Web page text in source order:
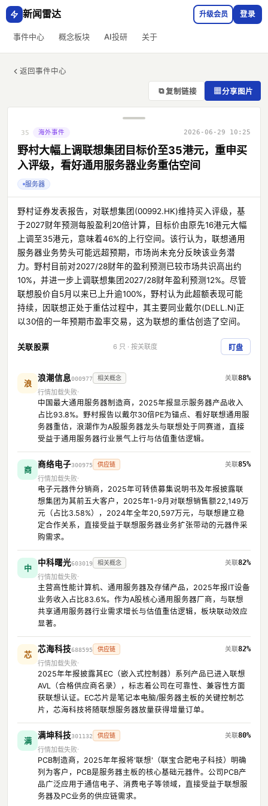
新闻雷达
事件中心 概念板块 AI投研 关于
升级会员 登录
返回事件中心
⧉ 复制链接 ▦分享图片
35 海外事件 2026-06-29 10:25
野村大幅上调联想集团目标价至35港元，重申买
入评级，看好通用服务器业务重估空间
服务器
野村证券发表报告，对联想集团(00992.HK)维持买入评级，基
于2027财年预测每股盈利20倍计算，目标价由原先16港元大幅
上调至35港元，意味着46%的上行空间。该行认为，联想通用
服务器业务势头可能远超预期，市场尚未充分反映该业务潜
力。野村目前对2027/28财年的盈利预测已较市场共识高出约
10%，并进一步上调联想集团2027/28财年盈利预测12%。尽管
联想股价自5月以来已上升逾100%，野村认为此超额表现可能
持续，因联想正处于重估过程中，其主要同业戴尔(DELL.N)正
以30倍的一年预期市盈率交易，这为联想的重估创造了空间。
关联股票 6 只 · 按关联度 盯盘
浪
浪潮信息000977 相关概念
88%
行情加载失败
中国最大通用服务器制造商，2025年报显示服务器产品收入
占比93.8%。野村报告以戴尔30倍PE为锚点、看好联想通用服
务器重估，浪潮作为A股服务器龙头与联想处于同赛道，直接
受益于通用服务器行业景气上行与估值重估逻辑。
商
商络电子300975 供应链
85%
行情加载失败
电子元器件分销商，2025年可转债募集说明书及年报披露联
想集团为其前五大客户，2025年1-9月对联想销售额22,149万
元（占比3.58%），2024年全年20,597万元，与联想建立稳
定合作关系，直接受益于联想服务器业务扩张带动的元器件采
购需求。
中
中科曙光603019 相关概念
82%
行情加载失败
主营高性能计算机、通用服务器及存储产品，2025年报IT设备
业务收入占比83.6%。作为A股核心通用服务器厂商，与联想
共享通用服务器行业需求增长与估值重估逻辑，板块联动效应
显著。
芯
芯海科技688595 供应链
82%
行情加载失败
2025年年报披露其EC（嵌入式控制器）系列产品已进入联想
AVL（合格供应商名录），标志着公司在可靠性、兼容性方面
获联想认证。EC芯片是笔记本电脑/服务器主板的关键控制芯
片，芯海科技将随联想服务器放量获得增量订单。
满
满坤科技301132 供应链
80%
行情加载失败
PCB制造商，2025年年报将'联想'（联宝合肥电子科技）明确
列为客户，PCB是服务器主板的核心基础元器件。公司PCB产
品广泛应用于通信电子、消费电子等领域，直接受益于联想服
务器及PC业务的供应链需求。